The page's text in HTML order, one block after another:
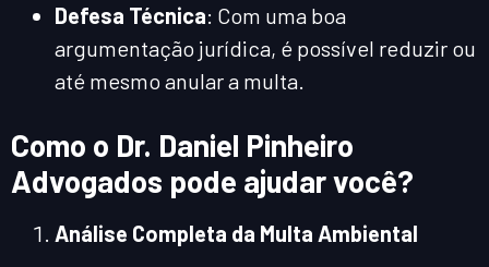
Defesa Técnica: Com uma boa
argumentação jurídica, é possível reduzir ou
até mesmo anular a multa.
Como o Dr. Daniel Pinheiro
Advogados pode ajudar você?
Análise Completa da Multa Ambiental